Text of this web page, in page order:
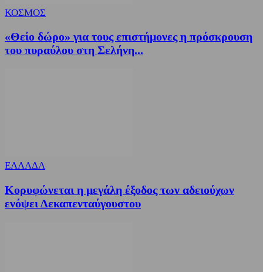
ΚΟΣΜΟΣ
«Θείο δώρο» για τους επιστήμονες η πρόσκρουση
του πυραύλου στη Σελήνη...
ΕΛΛΑΔΑ
Κορυφώνεται η μεγάλη έξοδος των αδειούχων
ενόψει Δεκαπενταύγουστου